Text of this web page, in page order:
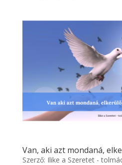
Van, aki azt mondaná,
Szerző: Ilike a Szeretet -